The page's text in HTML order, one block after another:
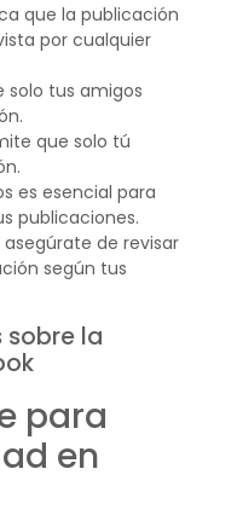
que la publicación
por cualquier
solo tus amigos
que solo tú
es esencial para
publicaciones.
de revisar
según tus
sobre la
para
en